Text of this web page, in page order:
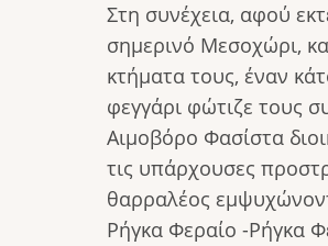
Στη συνέχεια, αφού
σημερινό Μεσοχώρι,
κτήματα τους, έναν
φεγγάρι φώτιζε τους
Αιμοβόρο Φασίστα
τις υπάρχουσες
θαρραλέος
Ρήγκα Φεραίο -Ρήγκα